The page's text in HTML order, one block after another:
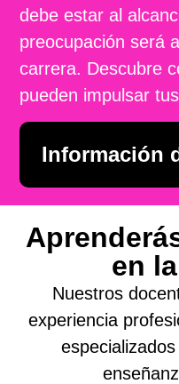
debe estar al
preocupación será
carrera. Descubre
pueden impulsar
Información
en
Nuestros
experiencia